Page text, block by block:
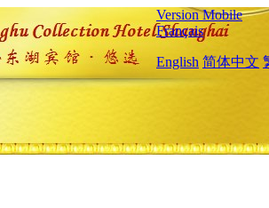
Version Mobile
Français
English 简体中文